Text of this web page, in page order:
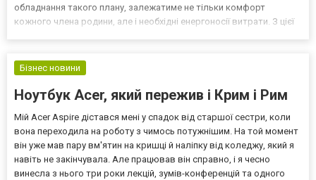
обладнання такого плану, залежатиме не тільки комфорт
кожного члена родини, але і необхідні енергоносії витрати. З цієї
Бізнес новини
Ноутбук Acer, який пережив і Крим і Рим
Мій Acer Aspire дістався мені у спадок від старшої сестри, коли
вона переходила на роботу з чимось потужнішим. На той момент
він уже мав пару вм'ятин на кришці й наліпку від коледжу, який я
навіть не закінчувала. Але працював він справно, і я чесно
винесла з нього три роки лекцій, зумів-конференцій та одного